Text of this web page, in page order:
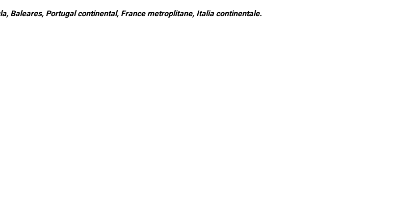
Baleares, Portugal continental, France metroplitane, Italia continentale.